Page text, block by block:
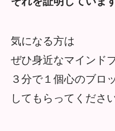
気になる方は
ぜひ身近なマインド
３分で１個心のブロ
してもらってくださ